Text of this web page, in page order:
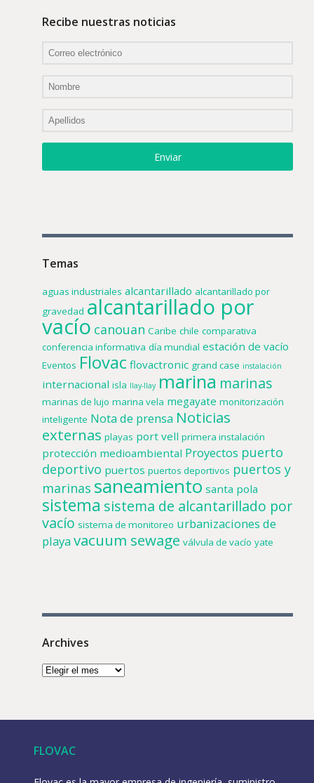
Recibe nuestras noticias
Enviar
Temas
aguas industriales alcantarillado alcantarillado por
gravedad alcantarillado por
vacío canouan Caribe chile comparativa
conferencia informativa día mundial estación de vacío
Eventos Flovac flovactronic grand case instalación
internacional isla llay-llay marina marinas
marinas de lujo marina vela megayate monitorización
inteligente Nota de prensa Noticias
externas playas port vell primera instalación
protección medioambiental Proyectos puerto
deportivo puertos puertos deportivos puertos y
marinas saneamiento santa pola
sistema sistema de alcantarillado por
vacío sistema de monitoreo urbanizaciones de
playavacuum sewage válvula de vacío yate
Archives
FLOVAC